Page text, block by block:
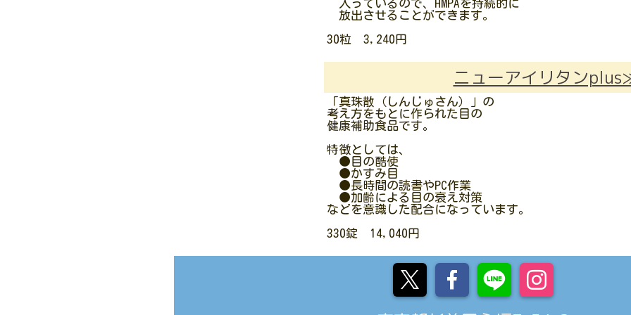
入っているので、HMPAを持続的に
放出させることができます。
30粒 3,240円
ニューアイリタン
「真珠散（しんじゅさん）」の
考え方をもとに作られた目の
健康補助食品です。
特徴としては、
●目の酷使
●かすみ目
●長時間の読書やPC作業
●加齢による目の衰え対策
などを意識した配合になっています。
330錠 14,040円